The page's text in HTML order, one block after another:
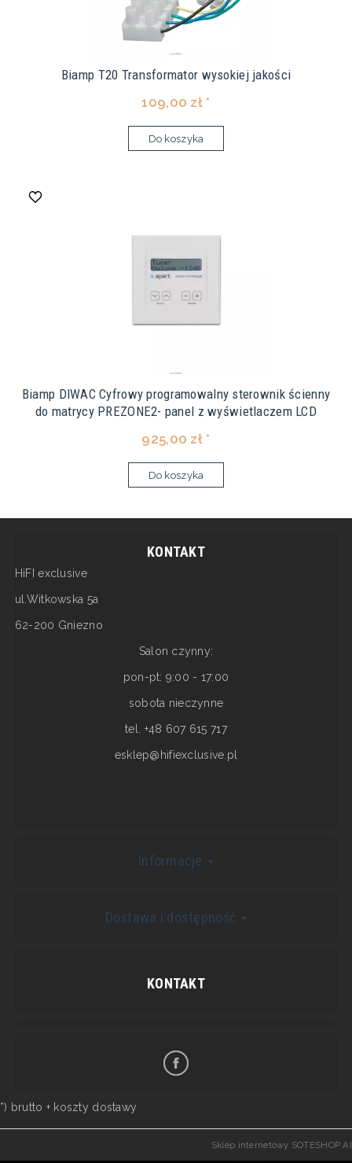
Biamp T20 Transformator wysokiej jakości
109,00 zł *
Do koszyka
Biamp DIWAC Cyfrowy programowalny sterownik ścienny
do matrycy PREZONE2- panel z wyświetlaczem LCD
925,00 zł *
Do koszyka
KONTAKT
HiFI exclusive
ul.Witkowska 5a
62-200 Gniezno
Salon czynny:
pon-pt: 9:00 - 17:00
sobota nieczynne
tel. +48 607 615 717
esklep@hifiexclusive.pl
Informacje
Dostawa i dostępność
KONTAKT
*) brutto + koszty dostawy
Sklep internetowy SOTESHOP AI